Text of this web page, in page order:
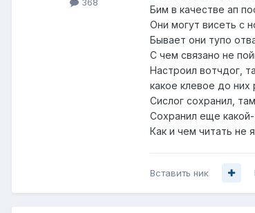
368
Бим в качестве ап
Они могут висеть с
Бывает они тупо
С чем связано не
Настроил вотчдог,
какое клевое до них
Сислог сохранил,
Сохранил еще
Как и чем читать не
Вставить ник